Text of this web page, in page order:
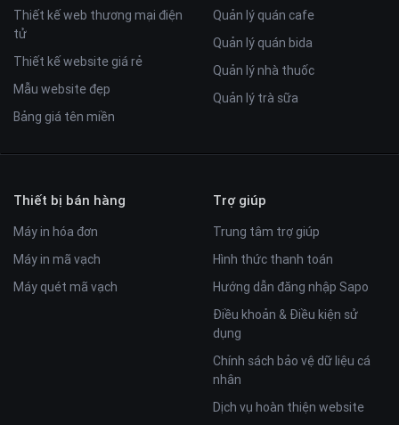
Thiết kế web thương mại điện
tử
Thiết kế website giá rẻ
Mẫu website đẹp
Bảng giá tên miền
Quản lý quán cafe
Quản lý quán bida
Quản lý nhà thuốc
Quản lý trà sữa
Thiết bị bán hàng
Máy in hóa đơn
Máy in mã vạch
Máy quét mã vạch
Trợ giúp
Trung tâm trợ giúp
Hình thức thanh toán
Hướng dẫn đăng nhập Sapo
Điều khoản & Điều kiện sử
dụng
Chính sách bảo vệ dữ liệu cá
nhân
Dịch vụ hoàn thiện website